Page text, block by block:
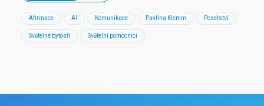
Afirmace AI Komunikace Pavlína Klemm Poselství
Světelné bytosti Světelní pomocníci